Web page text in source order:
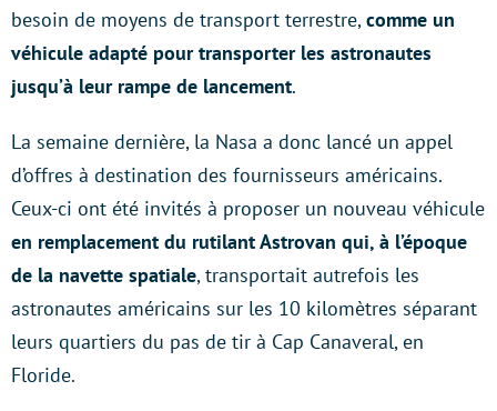
besoin de moyens de transport terrestre,comme un
véhicule adapté pour transporter les astronautes
jusqu’à leur rampe de lancement.
La semaine dernière, la Nasa a donc lancé un appel
d’offres à destination des fournisseurs américains.
Ceux-ci ont été invités à proposer un nouveau véhicule
en remplacement du rutilant Astrovan qui, à l’époque
de la navette spatiale, transportait autrefois les
astronautes américains sur les 10 kilomètres séparant
leurs quartiers du pas de tir à Cap Canaveral, en
Floride.